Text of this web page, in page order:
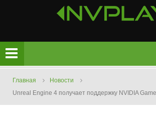
Главная
Новости
Unreal Engine 4 получает поддержку NVIDIA